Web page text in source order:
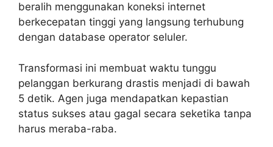
beralih menggunakan koneksi internet
berkecepatan tinggi yang langsung terhubung
dengan database operator seluler.
Transformasi ini membuat waktu tunggu
pelanggan berkurang drastis menjadi di bawah
5 detik. Agen juga mendapatkan kepastian
status sukses atau gagal secara seketika tanpa
harus meraba-raba.